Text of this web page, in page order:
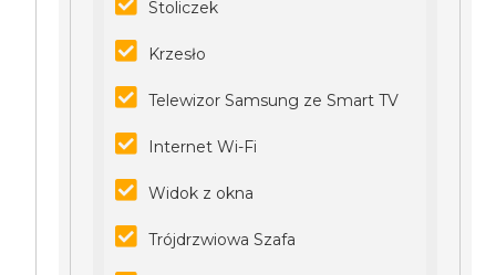
Stoliczek
Krzesło
Telewizor Samsung ze Smart TV
Internet Wi-Fi
Widok z okna
Trójdrzwiowa Szafa